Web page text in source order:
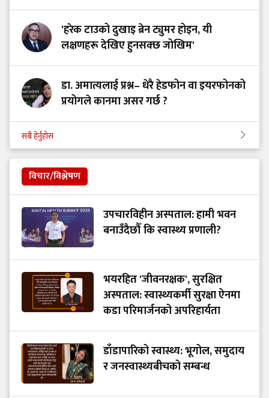
'हरेक टाउको दुखाइ ब्रेन ट्युमर होइन, यी
लक्षणहरू देखिए हुनसक्छ जोखिम'
डा. अमात्यलाई प्रश्न– धेरै हेडफोन वा इयरफोनको
प्रयोगले कानमा असर गर्छ ?
सबै हेर्नुहोस
विचार/विश्लेषण
उपचारविहीन अस्पताल: हामी भवन
बनाउँदैछौँ कि स्वास्थ्य प्रणाली?
भयरहित 'जीवनरक्षक', सुरक्षित
अस्पताल: स्वास्थ्यकर्मी सुरक्षा ऐनमा
कडा परिमार्जनको अपरिहार्यता
डाँडापारिको स्वास्थ्य: भूगोल, समुदाय
र जनस्वास्थ्यबीचको सम्बन्ध